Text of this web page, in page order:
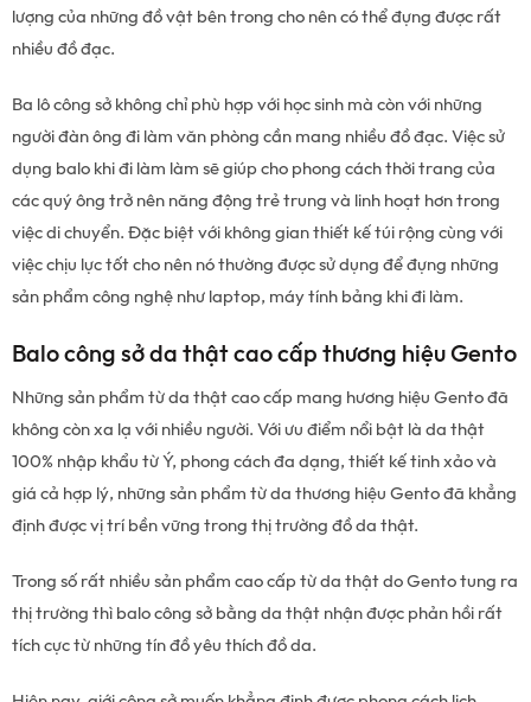
lượng của những đồ vật bên trong cho nên có thể đựng được rất
nhiều đồ đạc.
Ba lô công sở không chỉ phù hợp với học sinh mà còn với những
người đàn ông đi làm văn phòng cần mang nhiều đồ đạc. Việc sử
dụng balo khi đi làm làm sẽ giúp cho phong cách thời trang của
các quý ông trở nên năng động trẻ trung và linh hoạt hơn trong
việc di chuyển. Đặc biệt với không gian thiết kế túi rộng cùng với
việc chịu lực tốt cho nên nó thường được sử dụng để đựng những
sản phẩm công nghệ như laptop, máy tính bảng khi đi làm.
Balo công sở da thật cao cấp thương hiệu Gento
Những sản phẩm từ da thật cao cấp mang hương hiệu Gento đã
không còn xa lạ với nhiều người. Với ưu điểm nổi bật là da thật
100% nhập khẩu từ Ý, phong cách đa dạng, thiết kế tinh xảo và
giá cả hợp lý, những sản phẩm từ da thương hiệu Gento đã khẳng
định được vị trí bền vững trong thị trường đồ da thật.
Trong số rất nhiều sản phẩm cao cấp từ da thật do Gento tung ra
thị trường thì balo công sở bằng da thật nhận được phản hồi rất
tích cực từ những tín đồ yêu thích đồ da.